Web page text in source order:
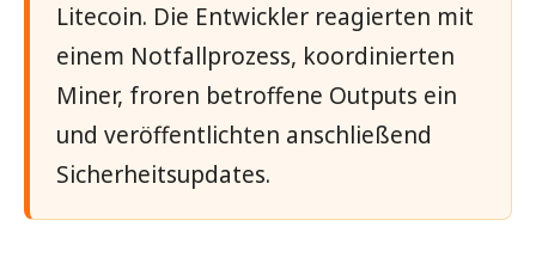
Litecoin. Die Entwickler reagierten mit
einem Notfallprozess, koordinierten
Miner, froren betroffene Outputs ein
und veröffentlichten anschließend
Sicherheitsupdates.